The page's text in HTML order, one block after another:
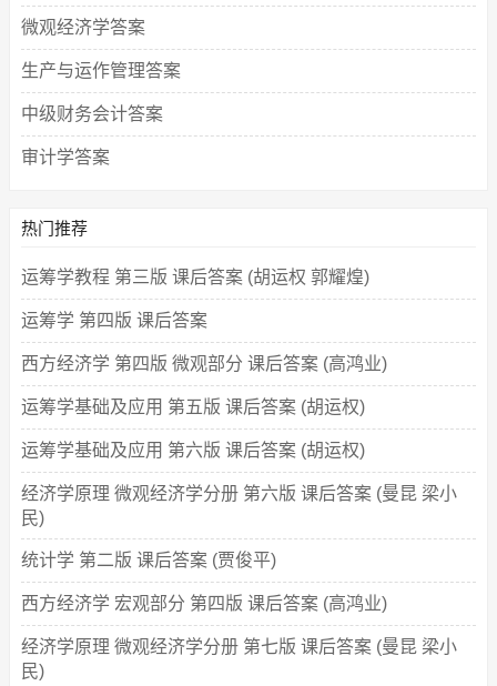
微观经济学答案
生产与运作管理答案
中级财务会计答案
审计学答案
热门推荐
运筹学教程 第三版 课后答案 (胡运权 郭耀煌)
运筹学 第四版 课后答案
西方经济学 第四版 微观部分 课后答案 (高鸿业)
运筹学基础及应用 第五版 课后答案 (胡运权)
运筹学基础及应用 第六版 课后答案 (胡运权)
经济学原理 微观经济学分册 第六版 课后答案 (曼昆 梁小
民)
统计学 第二版 课后答案 (贾俊平)
西方经济学 宏观部分 第四版 课后答案 (高鸿业)
经济学原理 微观经济学分册 第七版 课后答案 (曼昆 梁小
民)